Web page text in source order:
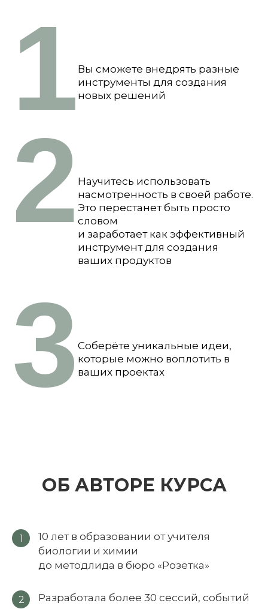
Вы сможете внедрять разные
инструменты для создания
новых решений
1
Научитесь использовать
насмотренность в своей работе.
Это перестанет быть просто
словом
и заработает как эффективный
инструмент для создания
ваших продуктов
2
Соберёте уникальные идеи,
которые можно воплотить в
ваших проектах
3
ОБ АВТОРЕ КУРСА
1
10 лет в образовании от учителя
биологии и химии
до методлида в бюро «Розетка»
2
Разработала более 30 сессий, событий